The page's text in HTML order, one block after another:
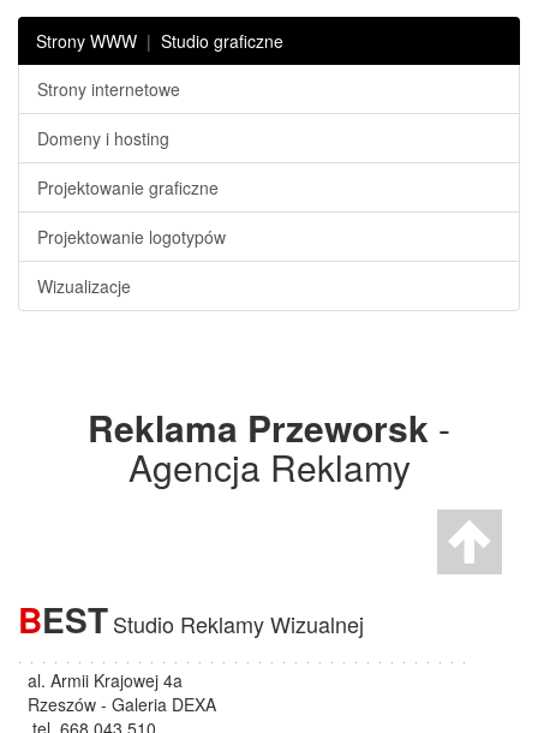
Strony WWW | Studio graficzne
Strony internetowe
Domeny i hosting
Projektowanie graficzne
Projektowanie logotypów
Wizualizacje
Reklama Przeworsk -
Agencja Reklamy
BESTStudio Reklamy Wizualnej
. . . . . . . . . . . . . . . . . . . . . . . . . . . . . . . . . . . . . .
al. Armii Krajowej 4a
Rzeszów - Galeria DEXA